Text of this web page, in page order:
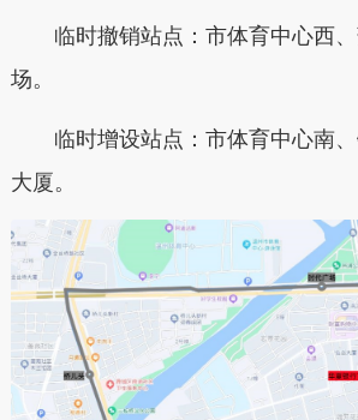
临时撤销站点：市体育中心西
场。
临时增设站点：市体育中心南
大厦。